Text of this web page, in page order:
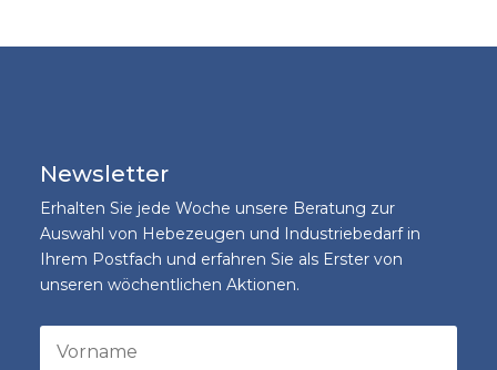
Newsletter
Erhalten Sie jede Woche unsere Beratung zur
Auswahl von Hebezeugen und Industriebedarf in
Ihrem Postfach und erfahren Sie als Erster von
unseren wöchentlichen Aktionen.